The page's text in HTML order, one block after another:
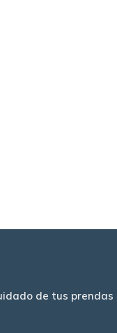
de tus prendas